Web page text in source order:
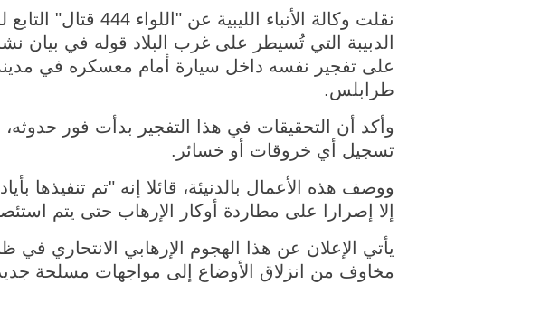
نقلت وكالة
الدبيبة التي تُسيطر على غرب البلاد قوله في
طرابلس.
وأكد أن التحقيقات في هذا التفجير بدأت فور
تسجيل أي خروقات أو خسائر.
ووصف هذه الأعمال بالدنيئة، قائلا إنه "تم تنفيذها
إلا إصرارا على مطاردة أوكار الإرهاب حتى يتم
يأتي الإعلان عن هذا الهجوم الإرهابي الانتحاري
مخاوف من انزلاق الأوضاع إلى مواجهات مسلحة